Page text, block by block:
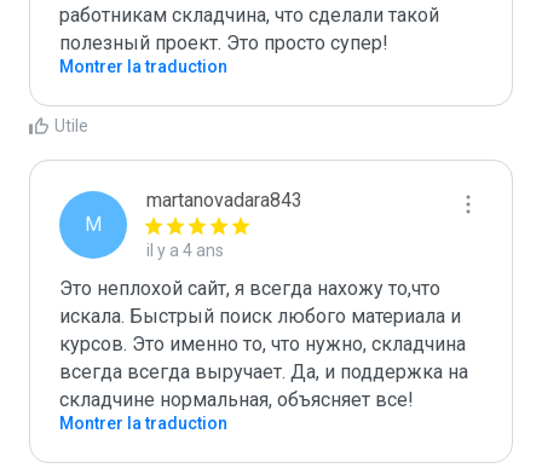
работникам складчина, что сделали такой
полезный проект. Это просто супер!
Montrer la traduction
Utile
M
martanovadara843
il y a 4 ans
Это неплохой сайт, я всегда нахожу то,что
искала. Быстрый поиск любого материала и
курсов. Это именно то, что нужно, складчина
всегда всегда выручает. Да, и поддержка на
складчине нормальная, объясняет все!
Montrer la traduction